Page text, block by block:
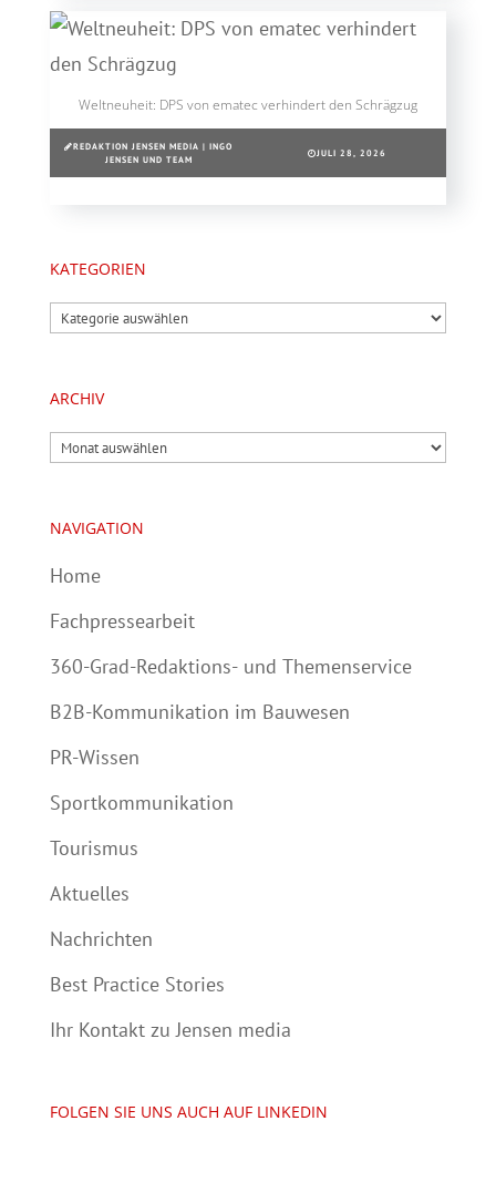
Weltneuheit: DPS von ematec verhindert den Schrägzug
REDAKTION JENSEN MEDIA | INGO
JENSEN UND TEAM
JULI 28, 2026
KATEGORIEN
Kategorien
ARCHIV
Archiv
NAVIGATION
Home
Fachpressearbeit
360-Grad-Redaktions- und Themenservice
B2B-Kommunikation im Bauwesen
PR-Wissen
Sportkommunikation
Tourismus
Aktuelles
Nachrichten
Best Practice Stories
Ihr Kontakt zu Jensen media
FOLGEN SIE UNS AUCH AUF LINKEDIN